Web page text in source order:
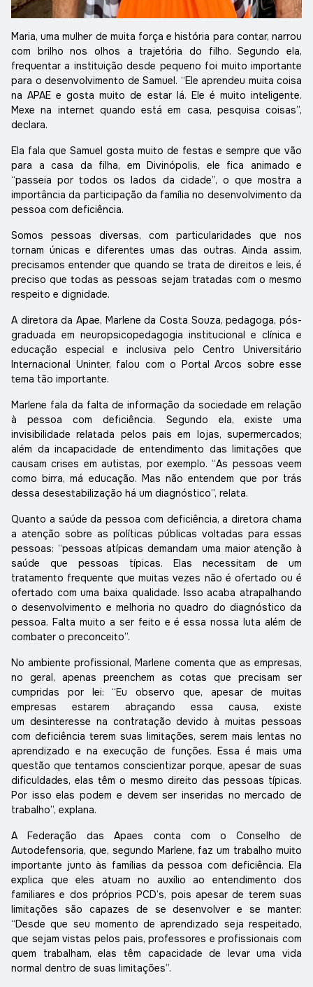
Maria, uma mulher de muita força e história para contar, narrou
com brilho nos olhos a trajetória do filho. Segundo ela,
frequentar a instituição desde pequeno foi muito importante
para o desenvolvimento de Samuel. “Ele aprendeu muita coisa
na APAE e gosta muito de estar lá. Ele é muito inteligente.
Mexe na internet quando está em casa, pesquisa coisas”,
declara.
Ela fala que Samuel gosta muito de festas e sempre que vão
para a casa da filha, em Divinópolis, ele fica animado e
“passeia por todos os lados da cidade”, o que mostra a
importância da participação da família no desenvolvimento da
pessoa com deficiência.
Somos pessoas diversas, com particularidades que nos
tornam únicas e diferentes umas das outras. Ainda assim,
precisamos entender que quando se trata de direitos e leis, é
preciso que todas as pessoas sejam tratadas com o mesmo
respeito e dignidade.
A diretora da Apae, Marlene da Costa Souza, pedagoga, pós-
graduada em neuropsicopedagogia institucional e clínica e
educação especial e inclusiva pelo Centro Universitário
Internacional Uninter, falou com o Portal Arcos sobre esse
tema tão importante.
Marlene fala da falta de informação da sociedade em relação
à pessoa com deficiência. Segundo ela, existe uma
invisibilidade relatada pelos pais em lojas, supermercados;
além da incapacidade de entendimento das limitações que
causam crises em autistas, por exemplo. “As pessoas veem
como birra, má educação. Mas não entendem que por trás
dessa desestabilização há um diagnóstico”, relata.
Quanto a saúde da pessoa com deficiência, a diretora chama
a atenção sobre as políticas públicas voltadas para essas
pessoas: “pessoas atípicas demandam uma maior atenção à
saúde que pessoas típicas. Elas necessitam de um
tratamento frequente que muitas vezes não é ofertado ou é
ofertado com uma baixa qualidade. Isso acaba atrapalhando
o desenvolvimento e melhoria no quadro do diagnóstico da
pessoa. Falta muito a ser feito e é essa nossa luta além de
combater o preconceito”.
No ambiente profissional, Marlene comenta que as empresas,
no geral, apenas preenchem as cotas que precisam ser
cumpridas por lei: “Eu observo que, apesar de muitas
empresas estarem abraçando essa causa, existe
um desinteresse na contratação devido à muitas pessoas
com deficiência terem suas limitações, serem mais lentas no
aprendizado e na execução de funções. Essa é mais uma
questão que tentamos conscientizar porque, apesar de suas
dificuldades, elas têm o mesmo direito das pessoas típicas.
Por isso elas podem e devem ser inseridas no mercado de
trabalho”, explana.
A Federação das Apaes conta com o Conselho de
Autodefensoria, que, segundo Marlene, faz um trabalho muito
importante junto às famílias da pessoa com deficiência. Ela
explica que eles atuam no auxílio ao entendimento dos
familiares e dos próprios PCD’s, pois apesar de terem suas
limitações são capazes de se desenvolver e se manter:
“Desde que seu momento de aprendizado seja respeitado,
que sejam vistas pelos pais, professores e profissionais com
quem trabalham, elas têm capacidade de levar uma vida
normal dentro de suas limitações”.